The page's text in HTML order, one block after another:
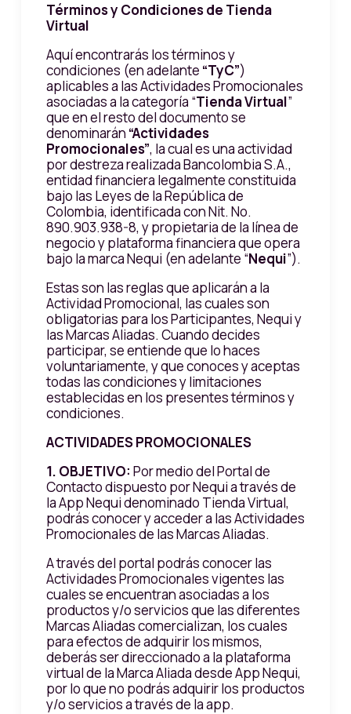
Términos y Condiciones de Tienda
Virtual
Aquí encontrarás los términos y
condiciones (en adelante “TyC”)
aplicables a las Actividades Promocionales
asociadas a la categoría “Tienda Virtual”
que en el resto del documento se
denominarán “Actividades
Promocionales”, la cual es una actividad
por destreza realizada Bancolombia S.A.,
entidad financiera legalmente constituida
bajo las Leyes de la República de
Colombia, identificada con Nit. No.
890.903.938-8, y propietaria de la línea de
negocio y plataforma financiera que opera
bajo la marca Nequi (en adelante “Nequi”).
Estas son las reglas que aplicarán a la
Actividad Promocional, las cuales son
obligatorias para los Participantes, Nequi y
las Marcas Aliadas. Cuando decides
participar, se entiende que lo haces
voluntariamente, y que conoces y aceptas
todas las condiciones y limitaciones
establecidas en los presentes términos y
condiciones.
ACTIVIDADES PROMOCIONALES
1. OBJETIVO: Por medio del Portal de
Contacto dispuesto por Nequi a través de
la App Nequi denominado Tienda Virtual,
podrás conocer y acceder a las Actividades
Promocionales de las Marcas Aliadas.
A través del portal podrás conocer las
Actividades Promocionales vigentes las
cuales se encuentran asociadas a los
productos y/o servicios que las diferentes
Marcas Aliadas comercializan, los cuales
para efectos de adquirir los mismos,
deberás ser direccionado a la plataforma
virtual de la Marca Aliada desde App Nequi,
por lo que no podrás adquirir los productos
y/o servicios a través de la app.